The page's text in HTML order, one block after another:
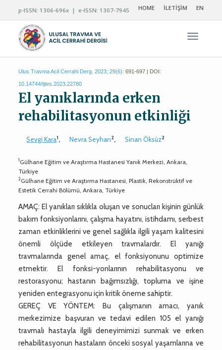
p-ISSN: 1306-696x | e-ISSN: 1307-7945 HOME İLETİŞİM EN
Ulus Travma Acil Cerrahi Derg. 2023; 29(6): 691-697 | DOI:
10.14744/tjtes.2023.22780
El yanıklarında erken
rehabilitasyonun etkinliği
Sevgi Kara1, Nevra Seyhan2, Sinan Öksüz2
1Gülhane Eğitim ve Araştırma Hastanesi Yanık Merkezi, Ankara,
Türkiye
2Gülhane Eğitim ve Araştırma Hastanesi, Plastik, Rekonstrüktif ve
Estetik Cerrahi Bölümü, Ankara, Türkiye
AMAÇ: El yanıkları sıklıkla oluşan ve sonucları kişinin günlük
bakım fonksiyonlarını, çalışma hayatını, istihdamı, serbest
zaman etkinliklerini ve genel sağlıkla ilgili yaşam kalitesini
önemli ölçüde etkileyen travmalardır. El yanığı
travmalarında genel amaç, el fonksiyonunu optimize
etmektir. El fonksi-yonlarının rehabilitasyonu ve
restorasyonu; hastanın bağımsızlığı, topluma ve işine
yeniden entegrasyonu için kritik öneme sahiptir.
GEREÇ VE YÖNTEM: Bu çalışmanın amacı, yanık
merkezimize başvuran ve tedavi edilen 105 el yanığı
travmalı hastayla ilgili deneyimimizi sunmak ve erken
rehabilitasyonun hastaların önceki sosyal yaşamlarına ve